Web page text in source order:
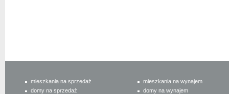
mieszkania na sprzedaż
domy na sprzedaż
mieszkania na wynajem
domy na wynajem